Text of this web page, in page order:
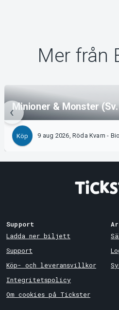
Mer från
Minioner & Monster
Köp 9 aug 2026, Röda Kvarn -
Support
Ladda ner biljett
Support
Köp- och leveransvillkor
Integritetspolicy
Om cookies på Tickster